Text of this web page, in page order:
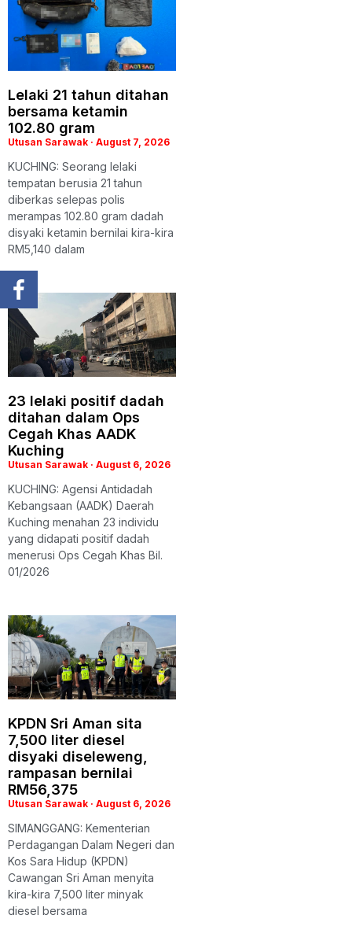
Lelaki 21 tahun ditahan
bersama ketamin
102.80 gram
Utusan Sarawak August 7, 2026
KUCHING: Seorang lelaki
tempatan berusia 21 tahun
diberkas selepas polis
merampas 102.80 gram dadah
disyaki ketamin bernilai kira-kira
RM5,140 dalam
23 lelaki positif dadah
ditahan dalam Ops
Cegah Khas AADK
Kuching
Utusan Sarawak August 6, 2026
KUCHING: Agensi Antidadah
Kebangsaan (AADK) Daerah
Kuching menahan 23 individu
yang didapati positif dadah
menerusi Ops Cegah Khas Bil.
01/2026
KPDN Sri Aman sita
7,500 liter diesel
disyaki diseleweng,
rampasan bernilai
RM56,375
Utusan Sarawak August 6, 2026
SIMANGGANG: Kementerian
Perdagangan Dalam Negeri dan
Kos Sara Hidup (KPDN)
Cawangan Sri Aman menyita
kira-kira 7,500 liter minyak
diesel bersama